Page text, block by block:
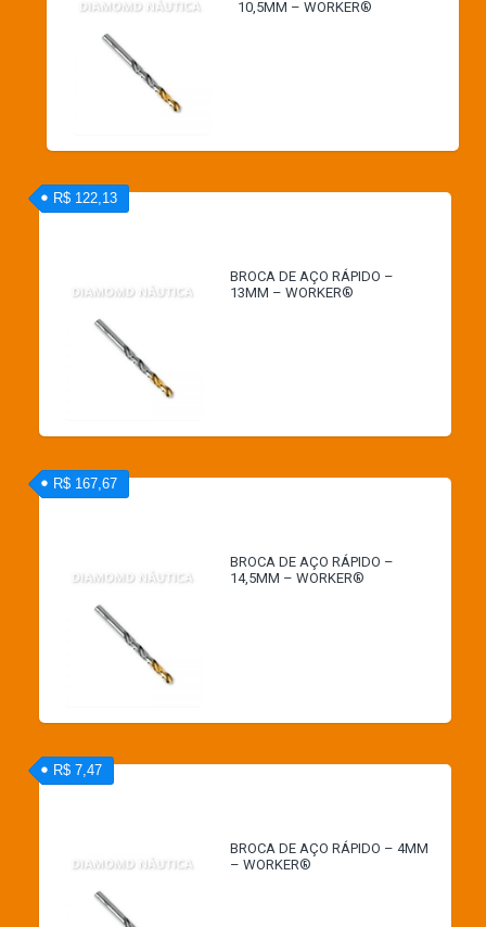
10,5MM – WORKER®
BROCA DE AÇO RÁPIDO –
13MM – WORKER®
R$ 122,13
BROCA DE AÇO RÁPIDO –
14,5MM – WORKER®
R$ 167,67
BROCA DE AÇO RÁPIDO – 4MM
– WORKER®
R$ 7,47